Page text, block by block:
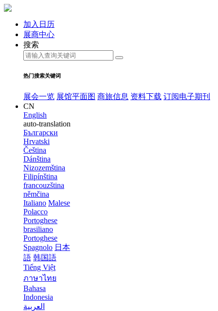
加入日历
展商中心
搜索
热门搜索关键词
展会一览 展馆平面图 商旅信息 资料下载 订阅电子期刊
CN
English
auto-translation
Български
Hrvatski
Čeština
Dánština
Nizozemština
Filipínština
francouzština
němčina
Italiano Malese
Polacco
Portoghese
brasiliano
Portoghese
Spagnolo 日本
語 韩国語
Tiếng Việt
ภาษาไทย
Bahasa
Indonesia
العربية